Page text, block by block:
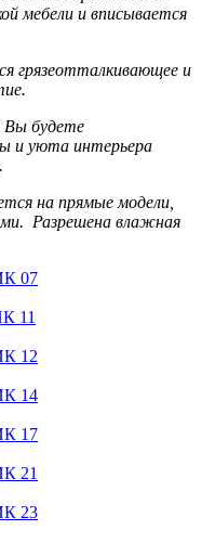
мебели и вписывается
грязеотталкивающее и
будете
и уюта интерьера
на прямые модели,
Разрешена влажная
07
11
12
14
17
21
23